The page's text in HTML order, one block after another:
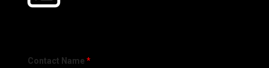
Contact Name *